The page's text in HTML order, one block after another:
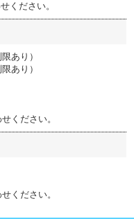
ください。
あり）
あり）
ください。
ください。